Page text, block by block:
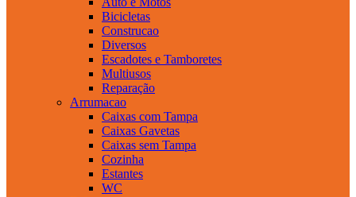
Bicicletas
Construcao
Diversos
Escadotes e Tamboretes
Multiusos
Reparação
Arrumacao
Caixas com Tampa
Caixas Gavetas
Caixas sem Tampa
Cozinha
Estantes
WC